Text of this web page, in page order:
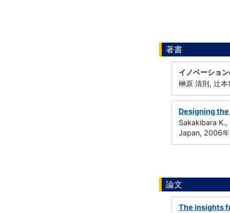
著書
イノベーショ
榊原 清則, 辻
Designing
Sakakibara
Japan, 2006
論文
The insights